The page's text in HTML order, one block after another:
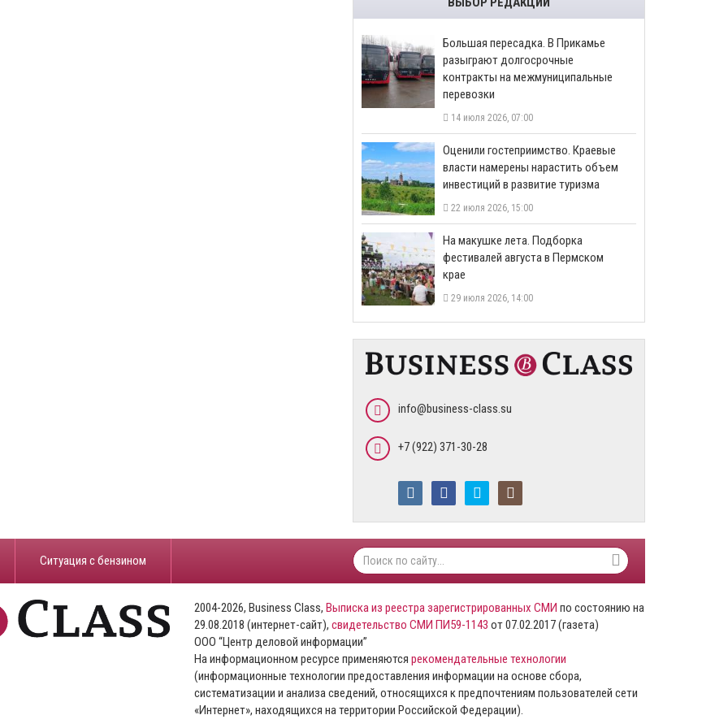
Большая пересадка. В Прикамье
разыграют долгосрочные
контракты на межмуниципальные
перевозки
14 июля 2026, 07:00
Оценили гостеприимство. Краевые
власти намерены нарастить объем
инвестиций в развитие туризма
22 июля 2026, 15:00
На макушке лета. Подборка
фестивалей августа в Пермском
крае
29 июля 2026, 14:00
info@business-class.su
+7 (922) 371-30-28
​Ситуация с бензином
2004-2026, Business Class, Выписка из реестра зарегистрированных СМИ по состоянию на
29.08.2018 (интернет-сайт), свидетельство СМИ ПИ59-1143 от 07.02.2017 (газета)
ООО “Центр деловой информации”
На информационном ресурсе применяются рекомендательные технологии
(информационные технологии предоставления информации на основе сбора,
систематизации и анализа сведений, относящихся к предпочтениям пользователей сети
«Интернет», находящихся на территории Российской Федерации).